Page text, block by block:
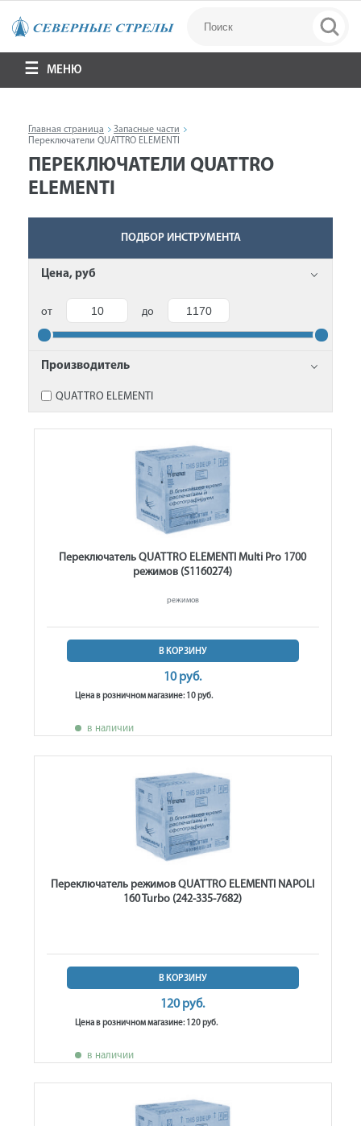
МЕНЮ
Главная страница
Запасные части
Переключатели QUATTRO ELEMENTI
ПЕРЕКЛЮЧАТЕЛИ QUATTRO
ELEMENTI
ПОДБОР ИНСТРУМЕНТА
Цена, руб
от до
Производитель
QUATTRO ELEMENTI
Переключатель QUATTRO ELEMENTI Multi Pro 1700
режимов (S1160274)
режимов
В КОРЗИНУ
10 руб.
Цена в розничном магазине: 10 руб.
в наличии
Переключатель режимов QUATTRO ELEMENTI NAPOLI
160 Turbo (242-335-7682)
В КОРЗИНУ
120 руб.
Цена в розничном магазине: 120 руб.
в наличии